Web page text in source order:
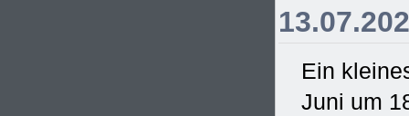
Ein
Juni um